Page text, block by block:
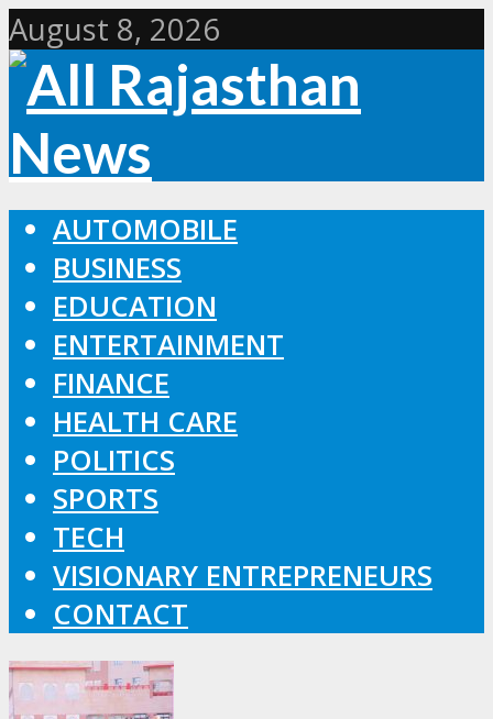
August 8, 2026
AUTOMOBILE
BUSINESS
EDUCATION
ENTERTAINMENT
FINANCE
HEALTH CARE
POLITICS
SPORTS
TECH
VISIONARY ENTREPRENEURS
CONTACT